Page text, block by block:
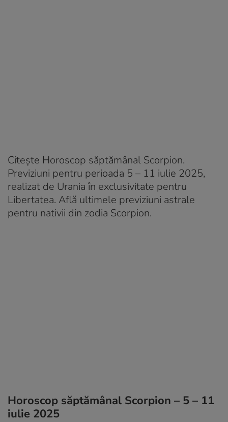
Citește Horoscop săptămânal Scorpion.
Previziuni pentru perioada 5 – 11 iulie 2025,
realizat de Urania în exclusivitate pentru
Libertatea. Află ultimele previziuni astrale
pentru nativii din zodia Scorpion.
Horoscop săptămânal Scorpion – 5 – 11
iulie 2025